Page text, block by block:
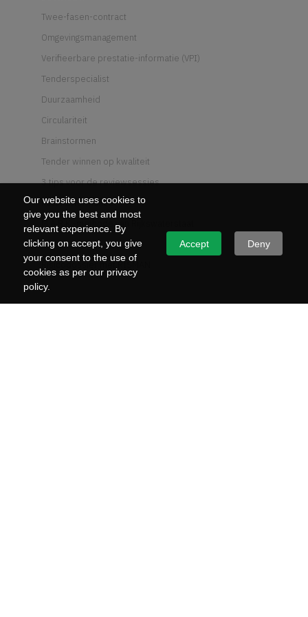
Our website uses cookies to
give you the best and most
relevant experience. By
clicking on accept, you give
your consent to the use of
cookies as per our privacy
policy.
Accept Deny
Twee-fasen-contract
Omgevingsmanagement
Verifieerbare prestatie-informatie (VPI)
Tenderspecialist
Duurzaamheid
Circulariteit
Brainstormen
Tender winnen op kwaliteit
3 tips voor de reviewsessies
Past Performance
M.A.R.K.-methode van Rijkswaterstaat
Wat is UAV-GC
Risicodossier met RISMAN